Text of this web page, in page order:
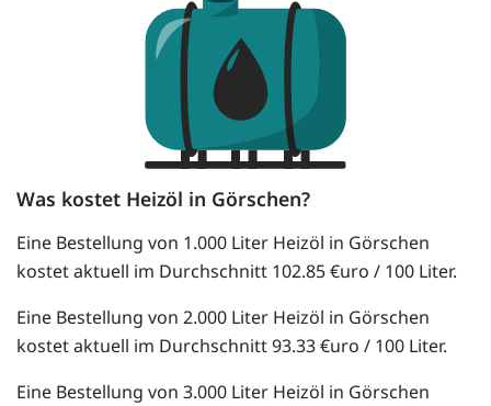
Was kostet Heizöl in Görschen?
Eine Bestellung von 1.000 Liter Heizöl in Görschen
kostet aktuell im Durchschnitt 102.85 €uro / 100 Liter.
Eine Bestellung von 2.000 Liter Heizöl in Görschen
kostet aktuell im Durchschnitt 93.33 €uro / 100 Liter.
Eine Bestellung von 3.000 Liter Heizöl in Görschen